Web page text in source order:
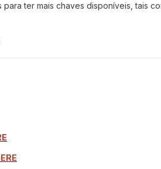
ter mais chaves disponíveis, tais